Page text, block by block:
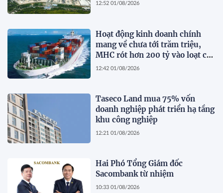
12:52 01/08/2026
Hoạt động kinh doanh chính
mang về chưa tới trăm triệu,
MHC rót hơn 200 tỷ vào loạt cổ
phiếu 'họ' Gelex
12:42 01/08/2026
Taseco Land mua 75% vốn
doanh nghiệp phát triển hạ tầng
khu công nghiệp
12:21 01/08/2026
Hai Phó Tổng Giám đốc
Sacombank từ nhiệm
10:33 01/08/2026